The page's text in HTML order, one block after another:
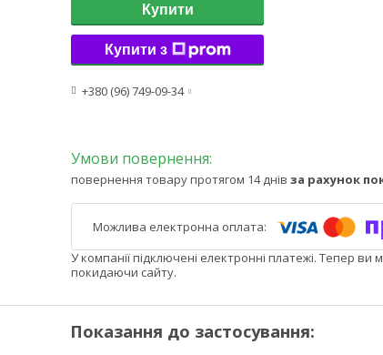
Купити
Купити з
+380 (96) 749-09-34
повернення товару протягом 14 днів за рахунок
У компанії підключені електронні платежі. Тепер
покидаючи сайту.
Показання до застосування: